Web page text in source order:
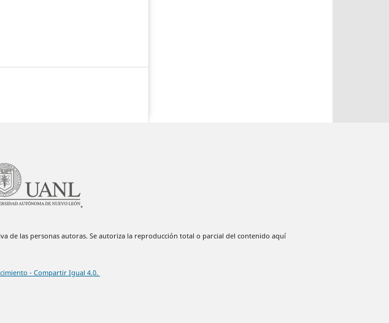
de las personas autoras. Se autoriza la reproducción total o parcial del contenido aquí
- Compartir Igual 4.0.